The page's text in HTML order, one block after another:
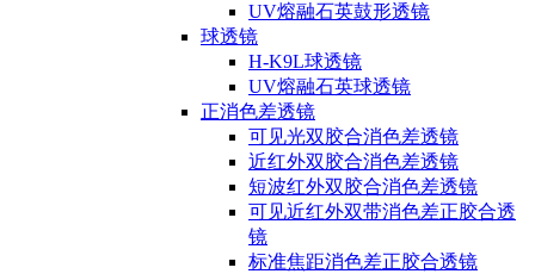
UV熔融石英鼓形透镜
球透镜
H-K9L球透镜
UV熔融石英球透镜
正消色差透镜
可见光双胶合消色差透镜
近红外双胶合消色差透镜
短波红外双胶合消色差透镜
可见近红外双带消色差正胶合透
镜
标准焦距消色差正胶合透镜